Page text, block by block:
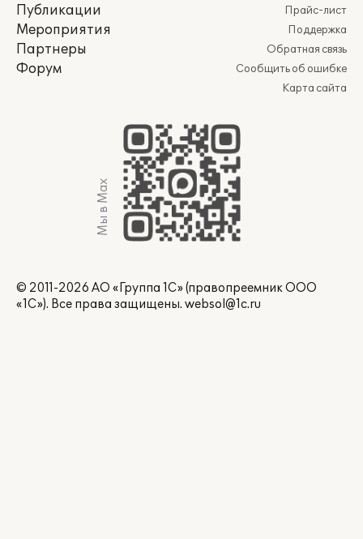
Публикации
Мероприятия
Партнеры
Форум
Прайс-лист
Поддержка
Обратная связь
Сообщить об ошибке
Карта сайта
Мы в Max
© 2011-2026 АО «Группа 1С» (правопреемник ООО
«1С»). Все права защищены. websol@1c.ru